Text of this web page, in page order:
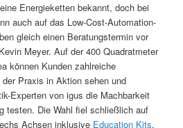
Energieketten bekannt, doch bei
auch auf das Low-Cost-Automation-
gleich einen Beratungstermin vor
Meyer. Auf der 400 Quadratmeter
können Kunden zahlreiche
Praxis in Aktion sehen und
Experten von igus die Machbarkeit
testen. Die Wahl fiel schließlich auf
Achsen inklusive Education Kits.